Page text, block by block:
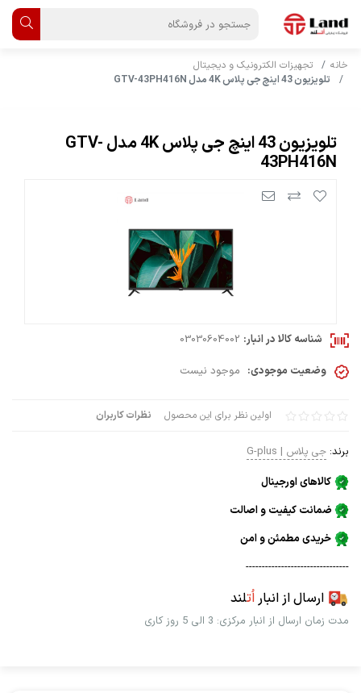
خانه
تجهیزات الکترونیک و دیجیتال
تلویزیون 43 اینچ جی پلاس 4K مدل GTV-43PH416N
تلویزیون 43 اینچ جی پلاس 4K مدل GTV-
43PH416N
اولین نظر برای این محصول نظرات کاربران
برند: جی پلاس | G-plus
کالاهای اورجینال
ضمانت کیفیت و اصالت
خریدی مطمئن و امن
--------------------------------
ارسال از انباراُتلند
مدت زمان ارسال از انبار مرکزی: 3 الی 5 روز کاری
شناسه کالا در انبار: 03030604002
وضعیت موجودی: موجود نیست